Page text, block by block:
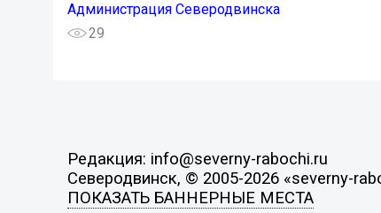
Администрация Северодвинска
29
Редакция: info@severny-rabochi.ru
Северодвинск, © 2005-2026 «severny-
ПОКАЗАТЬ БАННЕРНЫЕ МЕСТА